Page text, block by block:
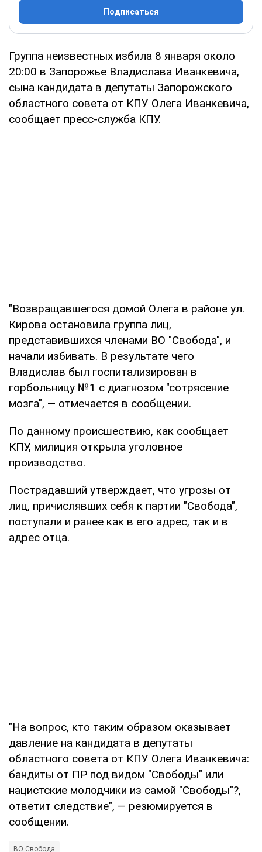
Подписаться
Группа неизвестных избила 8 января около
20:00 в Запорожье Владислава Иванкевича,
сына кандидата в депутаты Запорожского
областного совета от КПУ Олега Иванкевича,
сообщает пресс-служба КПУ.
"Возвращавшегося домой Олега в районе ул.
Кирова остановила группа лиц,
представившихся членами ВО "Свобода", и
начали избивать. В результате чего
Владислав был госпитализирован в
горбольницу №1 с диагнозом "сотрясение
мозга", — отмечается в сообщении.
По данному происшествию, как сообщает
КПУ, милиция открыла уголовное
производство.
Пострадавший утверждает, что угрозы от
лиц, причислявших себя к партии "Свобода",
поступали и ранее как в его адрес, так и в
адрес отца.
"На вопрос, кто таким образом оказывает
давление на кандидата в депутаты
областного совета от КПУ Олега Иванкевича:
бандиты от ПР под видом "Свободы" или
нацистские молодчики из самой "Свободы"?,
ответит следствие", — резюмируется в
сообщении.
ВО Свобода